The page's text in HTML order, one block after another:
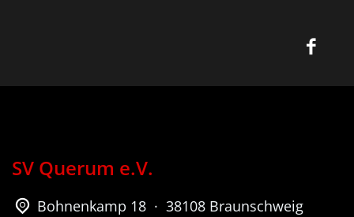
SV Querum e.V.
Bohnenkamp 18 · 38108 Braunschweig